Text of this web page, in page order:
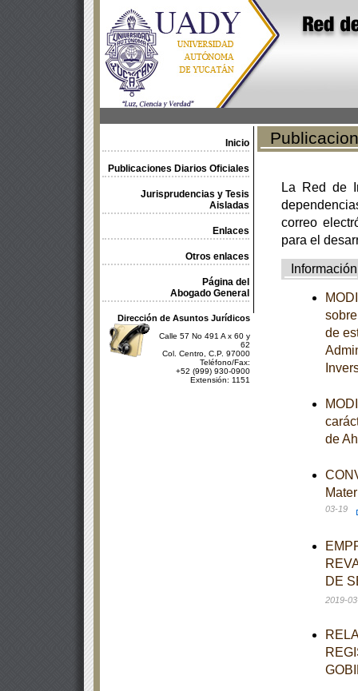
Inicio
Publicaciones Diarios Oficiales
Jurisprudencias y Tesis
Aisladas
Enlaces
Otros enlaces
Página del
Abogado General
Dirección de Asuntos Jurídicos
Calle 57 No 491 A x 60 y
62
Col. Centro, C.P. 97000
Teléfono/Fax:
+52 (999) 930-0900
Extensión: 1151
La Red de
correo
para el
Información
de
de
03-19
DE
2019-